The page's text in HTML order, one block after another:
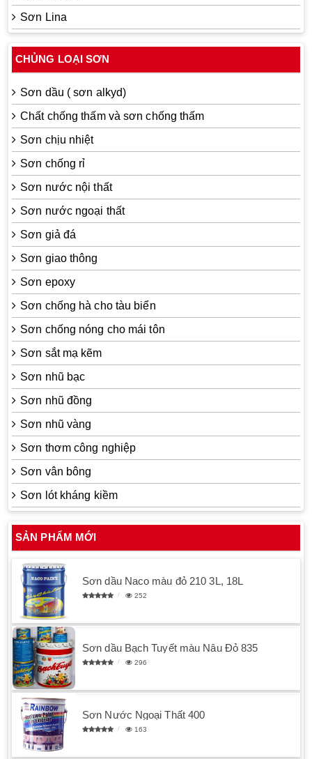
Sơn Lina
CHỦNG LOẠI SƠN
Sơn dầu ( sơn alkyd)
Chất chống thấm và sơn chống thấm
Sơn chịu nhiệt
Sơn chống rỉ
Sơn nước nội thất
Sơn nước ngoại thất
Sơn giả đá
Sơn giao thông
Sơn epoxy
Sơn chống hà cho tàu biển
Sơn chống nóng cho mái tôn
Sơn sắt mạ kẽm
Sơn nhũ bạc
Sơn nhũ đồng
Sơn nhũ vàng
Sơn thơm công nghiệp
Sơn vân bông
Sơn lót kháng kiềm
SẢN PHẨM MỚI
Sơn dầu Naco màu đỏ 210 3L, 18L
252
Sơn dầu Bạch Tuyết màu Nâu Đỏ 835
296
Sơn Nước Ngoại Thất 400
163